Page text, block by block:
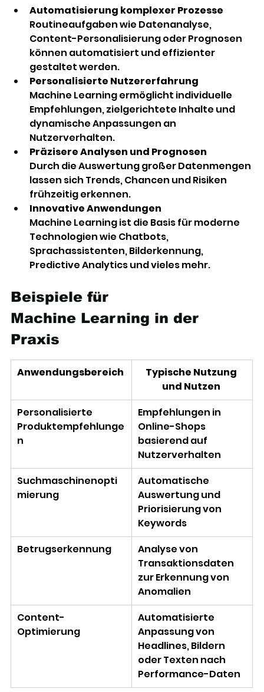
Automatisierung komplexer Prozesse
Routineaufgaben wie Datenanalyse,
Content-Personalisierung oder Prognosen
können automatisiert und effizienter
gestaltet werden.
Personalisierte Nutzererfahrung
Machine Learning ermöglicht individuelle
Empfehlungen, zielgerichtete Inhalte und
dynamische Anpassungen an
Nutzerverhalten.
Präzisere Analysen und Prognosen
Durch die Auswertung großer Datenmengen
lassen sich Trends, Chancen und Risiken
frühzeitig erkennen.
Innovative Anwendungen
Machine Learning ist die Basis für moderne
Technologien wie Chatbots,
Sprachassistenten, Bilderkennung,
Predictive Analytics und vieles mehr.
Beispiele für
Machine Learning in der
Praxis
Anwendungsbereich
Typische Nutzung
und Nutzen
Personalisierte
Produktempfehlunge
n
Empfehlungen in
Online-Shops
basierend auf
Nutzerverhalten
Suchmaschinenopti
mierung
Automatische
Auswertung und
Priorisierung von
Keywords
Betrugserkennung
Analyse von
Transaktionsdaten
zur Erkennung von
Anomalien
Content-
Optimierung
Automatisierte
Anpassung von
Headlines, Bildern
oder Texten nach
Performance-Daten